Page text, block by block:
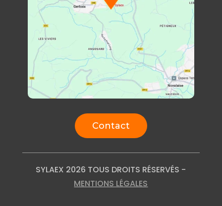
Contact
SYLAEX 2026 TOUS DROITS RÉSERVÉS -
MENTIONS LÉGALES